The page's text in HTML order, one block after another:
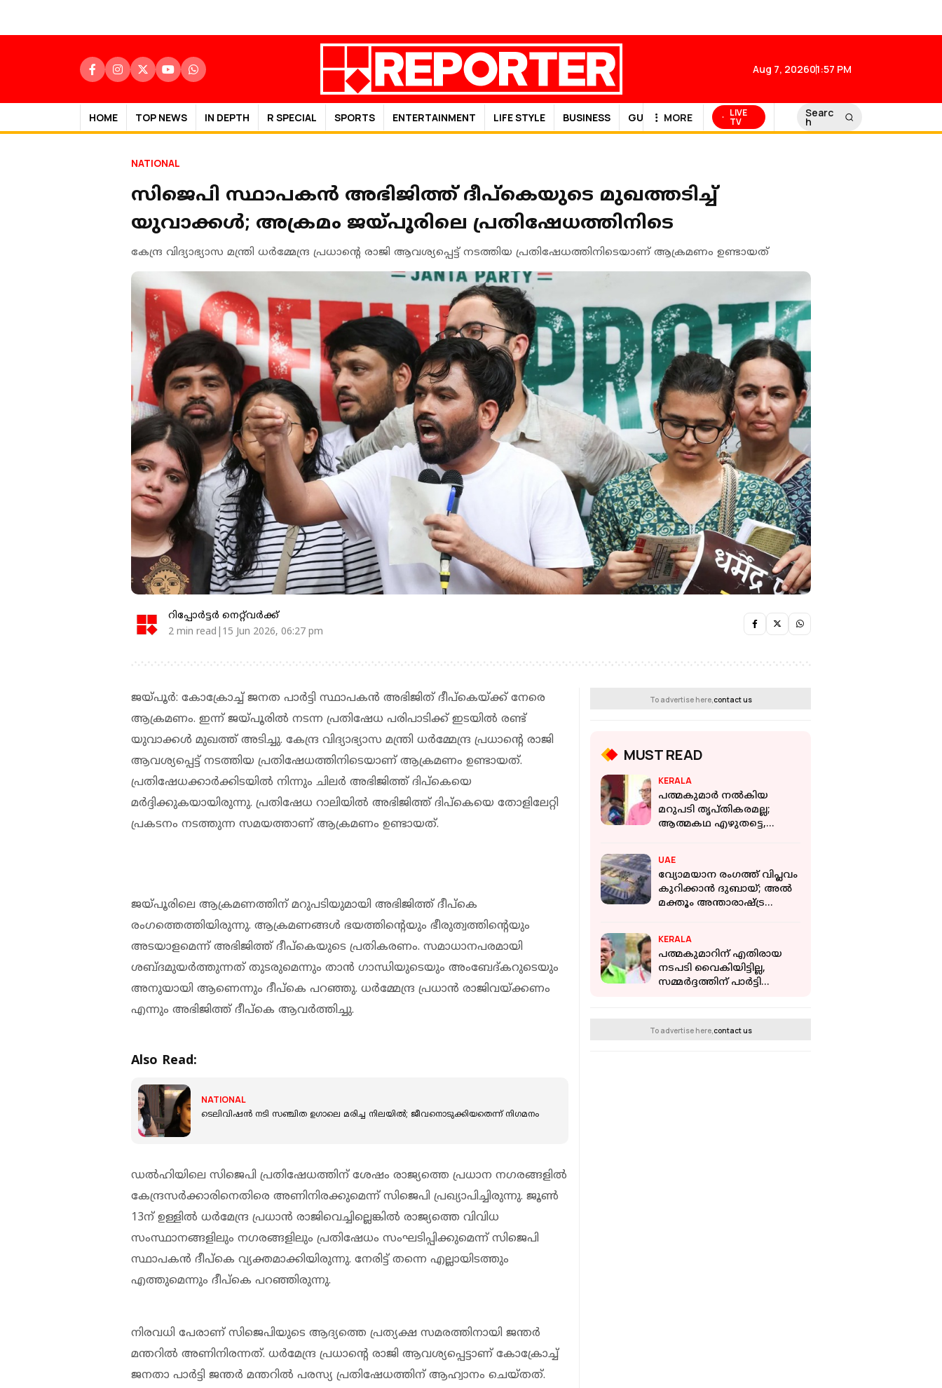
Aug 7, 202601:57 PM
HOME TOP NEWS IN DEPTH R SPECIAL SPORTS ENTERTAINMENT LIFE STYLE BUSINESS GULF NEWS
MORE LIVE
TV
Searc
h
NATIONAL
സിജെപി സ്ഥാപകന്‍ അഭിജിത്ത് ദീപ്‌കെയുടെ മുഖത്തടിച്ച്
യുവാക്കള്‍; അക്രമം ജയ്പൂരിലെ പ്രതിഷേധത്തിനിടെ
കേന്ദ്ര വിദ്യാഭ്യാസ മന്ത്രി ധര്‍മ്മേന്ദ്ര പ്രധാന്റെ രാജി ആവശ്യപ്പെട്ട് നടത്തിയ പ്രതിഷേധത്തിനിടെയാണ് ആക്രമണം ഉണ്ടായത്
റിപ്പോർട്ടർ നെറ്റ്‌വര്‍ക്ക്‌
2 min read|15 Jun 2026, 06:27 pm
ജയ്പൂര്‍: കോക്രോച്ച് ജനത പാര്‍ട്ടി സ്ഥാപകന്‍ അഭിജിത് ദീപ്‌കെയ്ക്ക് നേരെ
ആക്രമണം. ഇന്ന് ജയ്പൂരില്‍ നടന്ന പ്രതിഷേധ പരിപാടിക്ക് ഇടയില്‍ രണ്ട്
യുവാക്കള്‍ മുഖത്ത് അടിച്ചു. കേന്ദ്ര വിദ്യാഭ്യാസ മന്ത്രി ധര്‍മ്മേന്ദ്ര പ്രധാന്റെ രാജി
ആവശ്യപ്പെട്ട് നടത്തിയ പ്രതിഷേധത്തിനിടെയാണ് ആക്രമണം ഉണ്ടായത്.
പ്രതിഷേധക്കാര്‍ക്കിടയില്‍ നിന്നും ചിലര്‍ അഭിജിത്ത് ദിപ്‌കെയെ
മര്‍ദ്ദിക്കുകയായിരുന്നു. പ്രതിഷേധ റാലിയില്‍ അഭിജിത്ത് ദിപ്‌കെയെ തോളിലേറ്റി
പ്രകടനം നടത്തുന്ന സമയത്താണ് ആക്രമണം ഉണ്ടായത്.
ജയ്പൂരിലെ ആക്രമണത്തിന് മറുപടിയുമായി അഭിജിത്ത് ദീപ്‌കെ
രംഗത്തെത്തിയിരുന്നു. ആക്രമണങ്ങള്‍ ഭയത്തിന്റെയും ഭീരുത്വത്തിന്റെയും
അടയാളമെന്ന് അഭിജിത്ത് ദീപ്‌കെയുടെ പ്രതികരണം. സമാധാനപരമായി
ശബ്ദമുയര്‍ത്തുന്നത് തുടരുമെന്നും താന്‍ ഗാന്ധിയുടെയും അംബേദ്കറുടെയും
അനുയായി ആണെന്നും ദീപ്‌കെ പറഞ്ഞു. ധര്‍മ്മേന്ദ്ര പ്രധാന്‍ രാജിവയ്ക്കണം
എന്നും അഭിജിത്ത് ദീപ്‌കെ ആവർത്തിച്ചു.
Also Read:
NATIONAL
ടെലിവിഷന്‍ നടി സഞ്ചിത ഉഗാലെ മരിച്ച നിലയില്‍; ജീവനൊടുക്കിയതെന്ന് നിഗമനം
ഡല്‍ഹിയിലെ സിജെപി പ്രതിഷേധത്തിന് ശേഷം രാജ്യത്തെ പ്രധാന നഗരങ്ങളില്‍
കേന്ദ്രസര്‍ക്കാരിനെതിരെ അണിനിരക്കുമെന്ന് സിജെപി പ്രഖ്യാപിച്ചിരുന്നു. ജൂണ്‍
13ന് ഉള്ളില്‍ ധര്‍മേന്ദ്ര പ്രധാന്‍ രാജിവെച്ചില്ലെങ്കില്‍ രാജ്യത്തെ വിവിധ
സംസ്ഥാനങ്ങളിലും നഗരങ്ങളിലും പ്രതിഷേധം സംഘടിപ്പിക്കുമെന്ന് സിജെപി
സ്ഥാപകന്‍ ദീപ്കെ വ്യക്തമാക്കിയിരുന്നു. നേരിട്ട് തന്നെ എല്ലായിടത്തും
എത്തുമെന്നും ദീപ്കെ പറഞ്ഞിരുന്നു.
നിരവധി പേരാണ് സിജെപിയുടെ ആദ്യത്തെ പ്രത്യക്ഷ സമരത്തിനായി ജന്തര്‍
മന്തറില്‍ അണിനിരന്നത്. ധര്‍മേന്ദ്ര പ്രധാന്റെ രാജി ആവശ്യപ്പെട്ടാണ് കോക്രോച്ച്
ജനതാ പാര്‍ട്ടി ജന്തര്‍ മന്തറില്‍ പരസ്യ പ്രതിഷേധത്തിന് ആഹ്വാനം ചെയ്തത്.
To advertise here, contact us
MUST READ
KERALA
പത്മകുമാര്‍ നല്‍കിയ
മറുപടി തൃപ്തികരമല്ല;
ആത്മകഥ എഴുതട്ടെ,
UAE
വ്യോമയാന രംഗത്ത് വിപ്ലവം
കുറിക്കാൻ ദുബായ്; അൽ
മക്തൂം അന്താരാഷ്ട്ര
KERALA
പത്മകുമാറിന് എതിരായ
നടപടി വൈകിയിട്ടില്ല,
സമ്മർദ്ദത്തിന് പാർട്ടി
To advertise here, contact us